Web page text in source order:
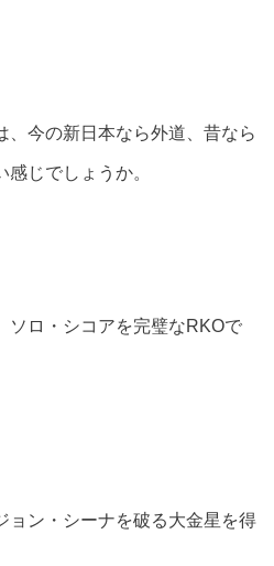
、今の新日本なら外道、昔なら
じでしょうか。
ソロ・シコアを完璧なRKOで
ョン・シーナを破る大金星を得